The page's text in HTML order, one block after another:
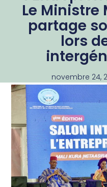
Le Ministre
partage
lors
novembre 24,